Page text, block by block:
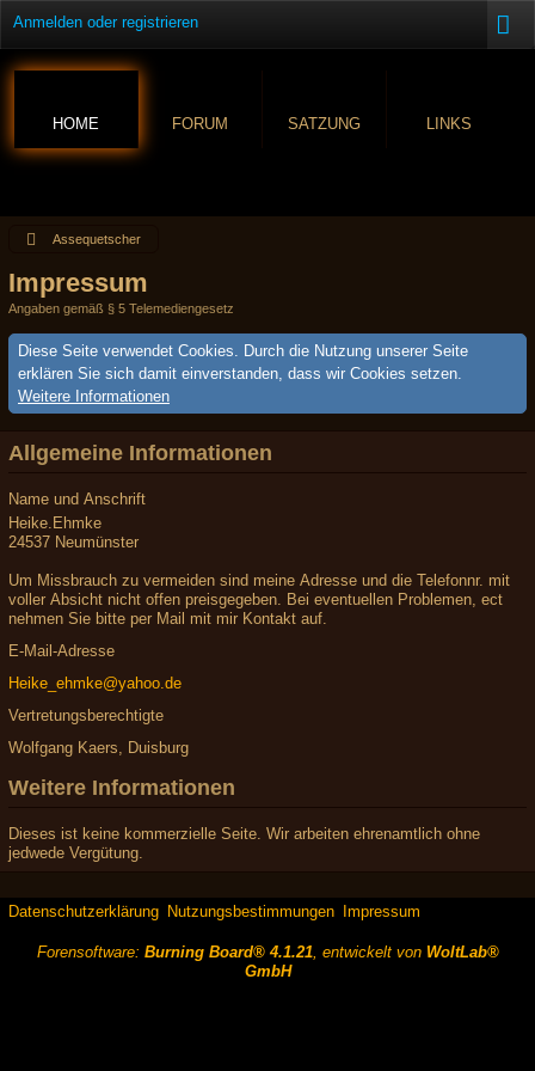
Anmelden oder registrieren
HOME FORUM SATZUNG LINKS
Assequetscher
Impressum
Angaben gemäß § 5 Telemediengesetz
Diese Seite verwendet Cookies. Durch die Nutzung unserer Seite
erklären Sie sich damit einverstanden, dass wir Cookies setzen.
Weitere Informationen
Allgemeine Informationen
Name und Anschrift
Heike.Ehmke
24537 Neumünster
Um Missbrauch zu vermeiden sind meine Adresse und die Telefonnr. mit
voller Absicht nicht offen preisgegeben. Bei eventuellen Problemen, ect
nehmen Sie bitte per Mail mit mir Kontakt auf.
E-Mail-Adresse
Heike_ehmke@yahoo.de
Vertretungsberechtigte
Wolfgang Kaers, Duisburg
Weitere Informationen
Dieses ist keine kommerzielle Seite. Wir arbeiten ehrenamtlich ohne
jedwede Vergütung.
Datenschutzerklärung Nutzungsbestimmungen Impressum
Forensoftware: Burning Board® 4.1.21, entwickelt von WoltLab®
GmbH